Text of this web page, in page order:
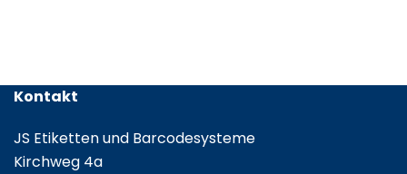
Kontakt
JS Etiketten und Barcodesysteme
Kirchweg 4a